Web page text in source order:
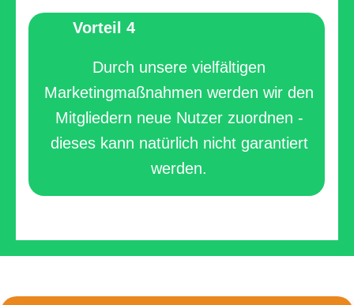
Vorteil 4
Durch unsere vielfältigen
Marketingmaßnahmen werden wir den
Mitgliedern neue Nutzer zuordnen -
dieses kann natürlich nicht garantiert
werden.